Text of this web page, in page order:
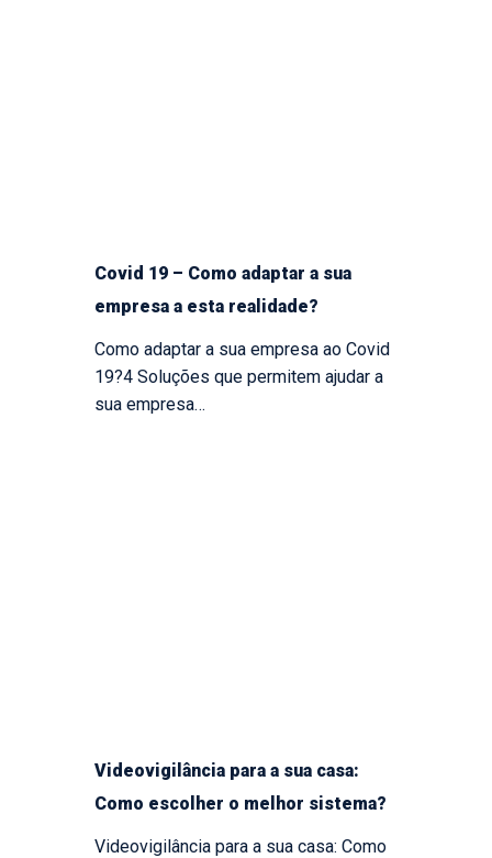
Covid 19 – Como adaptar a sua
empresa a esta realidade?
Como adaptar a sua empresa ao Covid
19?4 Soluções que permitem ajudar a
sua empresa…
Videovigilância para a sua casa:
Como escolher o melhor sistema?
Videovigilância para a sua casa: Como